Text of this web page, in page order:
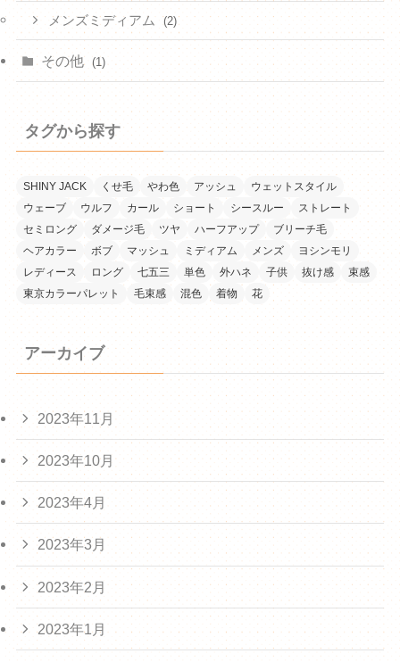
メンズミディアム (2)
その他 (1)
タグから探す
SHINY JACK くせ毛 やわ色 アッシュ
ウェットスタイル
ウェーブ
ウルフ カール ショート シースルー
ストレート
セミロング
ダメージ毛 ツヤ ハーフアップ
ブリーチ毛
ヘアカラー
ボブ マッシュ ミディアム メンズ
ヨシンモリ
レディース
ロング 七五三 単色 外ハネ 子供 抜け感
束感
東京カラーパレット
毛束感 混色 着物 花
アーカイブ
2023年11月
2023年10月
2023年4月
2023年3月
2023年2月
2023年1月